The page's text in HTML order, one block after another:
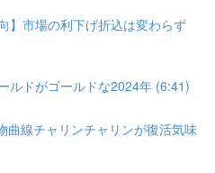
】市場の利下げ折込は変わらず
ルドがゴールドな2024年 (6:41)
曲線チャリンチャリンが復活気味